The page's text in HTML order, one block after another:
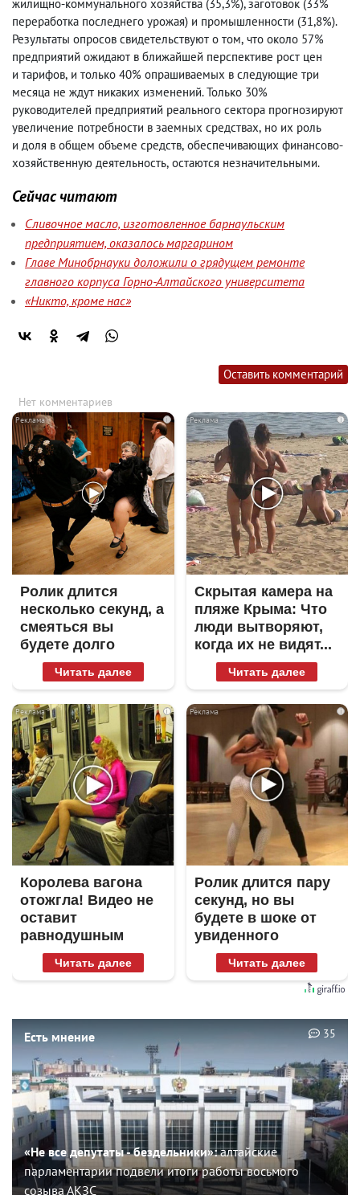
жилищно-коммунального хозяйства (35,3%), заготовок (33%
переработка последнего урожая) и промышленности (31,8%).
Результаты опросов свидетельствуют о том, что около 57%
предприятий ожидают в ближайшей перспективе рост цен
и тарифов, и только 40% опрашиваемых в следующие три
месяца не ждут никаких изменений. Только 30%
руководителей предприятий реального сектора прогнозируют
увеличение потребности в заемных средствах, но их роль
и доля в общем объеме средств, обеспечивающих финансово-
хозяйственную деятельность, остаются незначительными.
Сейчас читают
Сливочное масло, изготовленное барнаульским
предприятием, оказалось маргарином
Главе Минобрнауки доложили о грядущем ремонте
главного корпуса Горно-Алтайского университета
«Никто, кроме нас»
Оставить комментарий
Нет комментариев
i
Ролик длится
несколько секунд, а
смеяться вы
будете долго
Читать далее
i
Скрытая камера на
пляже Крыма: Что
люди вытворяют,
когда их не видят...
Читать далее
i
Королева вагона
отожгла! Видео не
оставит
равнодушным
Читать далее
i
Ролик длится пару
секунд, но вы
будете в шоке от
увиденного
Читать далее
Есть мнение
«Не все депутаты - бездельники»:алтайские
парламентарии подвели итоги работы восьмого
созыва АКЗС
35